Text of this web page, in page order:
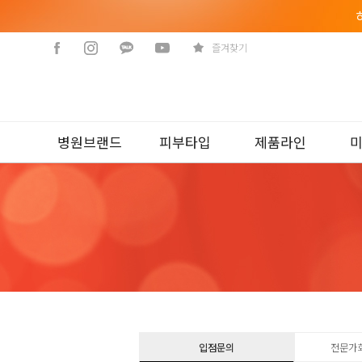
즐겨찾기
병원브랜드 피부타입 제품라인
입점문의 전문가